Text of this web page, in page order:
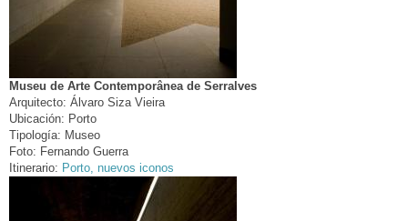
Museu de Arte Contemporânea de Serralves
Arquitecto: Álvaro Siza Vieira
Ubicación: Porto
Tipología: Museo
Foto: Fernando Guerra
Itinerario: Porto, nuevos iconos